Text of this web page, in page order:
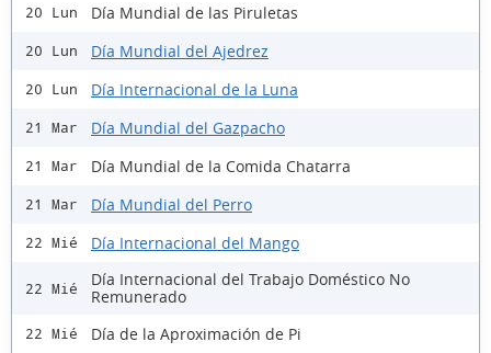
20 Lun Día Mundial de las Piruletas
20 Lun Día Mundial del Ajedrez
20 Lun Día Internacional de la Luna
21 Mar Día Mundial del Gazpacho
21 Mar Día Mundial de la Comida Chatarra
21 Mar Día Mundial del Perro
22 Mié Día Internacional del Mango
22 Mié
Día Internacional del Trabajo Doméstico No
Remunerado
22 Mié Día de la Aproximación de Pi